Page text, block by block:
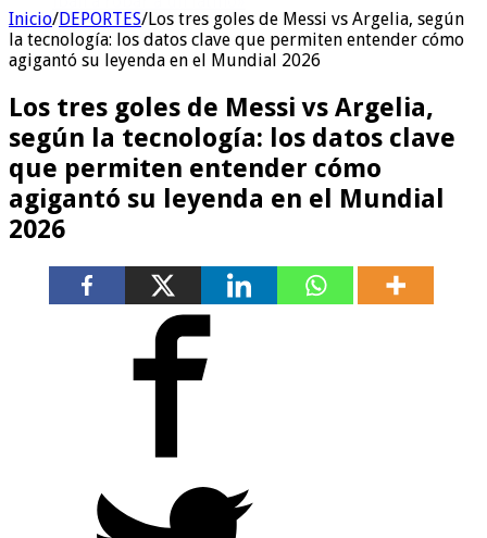
Inicio/DEPORTES/Los tres goles de Messi vs Argelia, según
la tecnología: los datos clave que permiten entender cómo
agigantó su leyenda en el Mundial 2026
Los tres goles de Messi vs Argelia,
según la tecnología: los datos clave
que permiten entender cómo
agigantó su leyenda en el Mundial
2026